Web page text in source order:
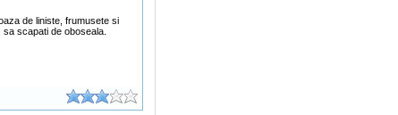
de liniste, frumusete si
scapati de oboseala.